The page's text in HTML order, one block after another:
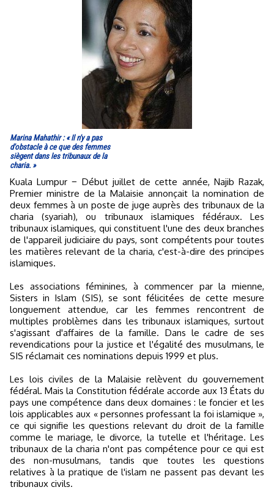
Marina Mahathir : « Il n'y a pas
d'obstacle à ce que des femmes
siègent dans les tribunaux de la
charia. »
Kuala Lumpur − Début juillet de cette année, Najib Razak,
Premier ministre de la Malaisie annonçait la nomination de
deux femmes à un poste de juge auprès des tribunaux de la
charia (syariah), ou tribunaux islamiques fédéraux. Les
tribunaux islamiques, qui constituent l'une des deux branches
de l'appareil judiciaire du pays, sont compétents pour toutes
les matières relevant de la charia, c'est-à-dire des principes
islamiques.
Les associations féminines, à commencer par la mienne,
Sisters in Islam (SIS), se sont félicitées de cette mesure
longuement attendue, car les femmes rencontrent de
multiples problèmes dans les tribunaux islamiques, surtout
s'agissant d'affaires de la famille. Dans le cadre de ses
revendications pour la justice et l'égalité des musulmans, le
SIS réclamait ces nominations depuis 1999 et plus.
Les lois civiles de la Malaisie relèvent du gouvernement
fédéral. Mais la Constitution fédérale accorde aux 13 États du
pays une compétence dans deux domaines : le foncier et les
lois applicables aux « personnes professant la foi islamique »,
ce qui signifie les questions relevant du droit de la famille
comme le mariage, le divorce, la tutelle et l'héritage. Les
tribunaux de la charia n'ont pas compétence pour ce qui est
des non-musulmans, tandis que toutes les questions
relatives à la pratique de l'islam ne passent pas devant les
tribunaux civils.